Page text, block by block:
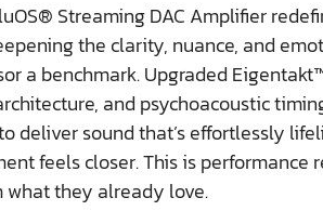
Streaming DAC Amplifier
the clarity, nuance, and
a benchmark. Upgraded
and psychoacoustic
deliver sound that’s effortlessly
feels closer. This is performance
what they already love.